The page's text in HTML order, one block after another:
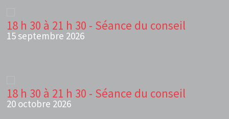
18 h 30 à 21 h 30 - Séance du conseil
15 septembre 2026
18 h 30 à 21 h 30 - Séance du conseil
20 octobre 2026